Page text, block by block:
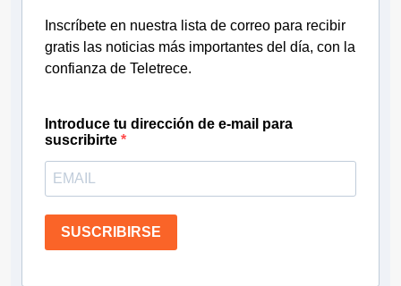
Inscríbete en nuestra lista de correo para recibir
gratis las noticias más importantes del día, con la
confianza de Teletrece.
Introduce tu dirección de e-mail para
suscribirte
SUSCRIBIRSE